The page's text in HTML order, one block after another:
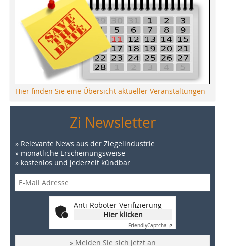
Hier finden Sie eine Übersicht aktueller Veranstaltungen
Zi Newsletter
» Relevante News aus der Ziegelindustrie
» monatliche Erscheinungsweise
» kostenlos und jederzeit kündbar
Anti-Roboter-Verifizierung
Hier klicken
FriendlyCaptcha ⇗
» Melden Sie sich jetzt an